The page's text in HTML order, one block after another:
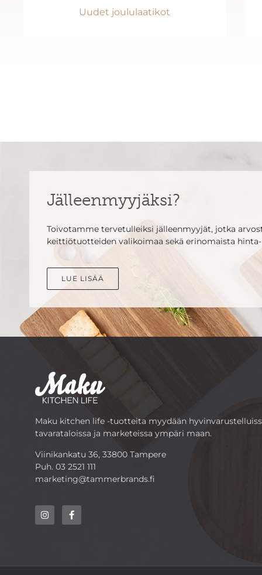
Uudet joululaatikot
Jälleenmyyjäksi?
Toivotamme tervetulleiksi jälleenmyyjät, jotka
keittiötuotteiden valikoimaa sekä erinomaista
LUE LISÄÄ
Maku kitchen life -tuotteita myydään
tavarataloissa ja marketeissa ympäri maan.
Viinikankatu 36, 33800 Tampere
Puh. 03 2521 111
marketing@tammerbrands.fi